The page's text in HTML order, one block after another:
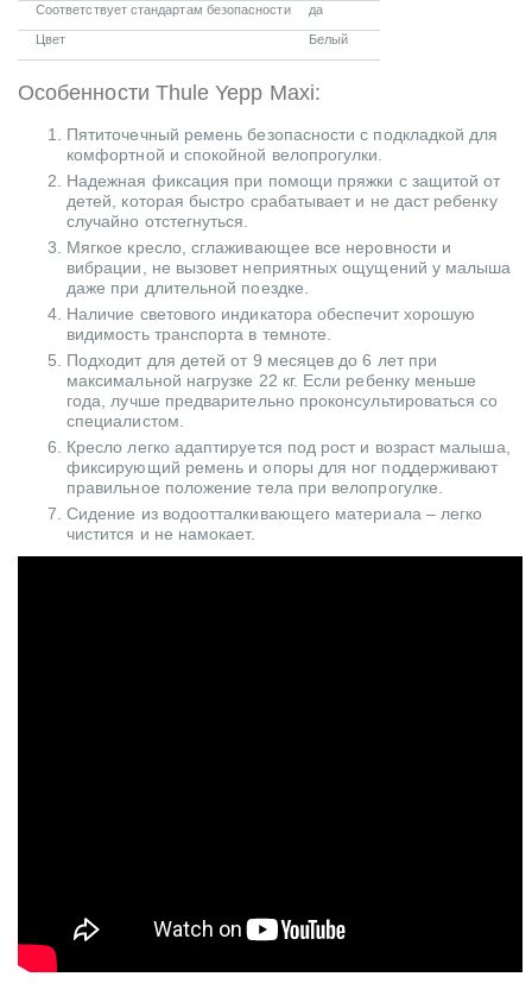
Соответствует стандартам безопасности да
Цвет Белый
Особенности Thule Yepp Maxi:
Пятиточечный ремень безопасности с подкладкой для
комфортной и спокойной велопрогулки.
Надежная фиксация при помощи пряжки с защитой от
детей, которая быстро срабатывает и не даст ребенку
случайно отстегнуться.
Мягкое кресло, сглаживающее все неровности и
вибрации, не вызовет неприятных ощущений у малыша
даже при длительной поездке.
Наличие светового индикатора обеспечит хорошую
видимость транспорта в темноте.
Подходит для детей от 9 месяцев до 6 лет при
максимальной нагрузке 22 кг. Если ребенку меньше
года, лучше предварительно проконсультироваться со
специалистом.
Кресло легко адаптируется под рост и возраст малыша,
фиксирующий ремень и опоры для ног поддерживают
правильное положение тела при велопрогулке.
Сидение из водоотталкивающего материала – легко
чистится и не намокает.